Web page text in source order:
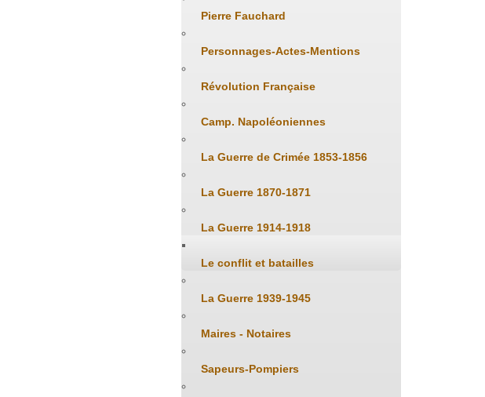
Pierre Fauchard
Personnages-Actes-Mentions
Révolution Française
Camp. Napoléoniennes
La Guerre de Crimée 1853-1856
La Guerre 1870-1871
La Guerre 1914-1918
Le conflit et batailles
La Guerre 1939-1945
Maires - Notaires
Sapeurs-Pompiers